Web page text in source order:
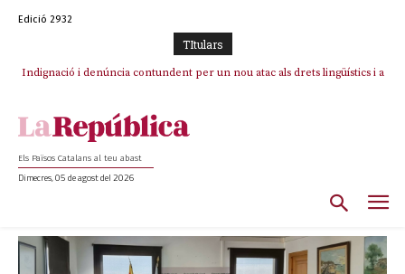
Edició 2932
TItulars
Indignació i denúncia contundent per un nou atac als drets lingüístics i a
Els Països Catalans al teu abast
Dimecres, 05 de agost del 2026